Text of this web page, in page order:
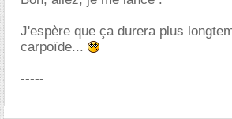
J'espère que ça durera plus
carpoïde...
-----